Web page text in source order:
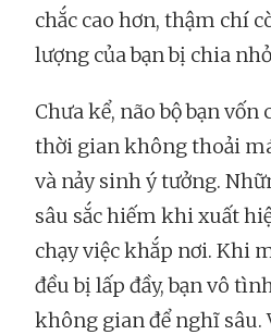
chắc cao hơn, thậm chí
lượng của bạn bị chia
Chưa kể, não bộ bạn
thời gian không thoải
và nảy sinh ý tưởng.
sâu sắc hiếm khi xuất
chạy việc khắp nơi. Khi
đều bị lấp đầy, bạn vô
không gian để nghĩ sâu.